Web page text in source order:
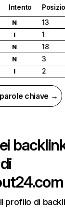
Intento
N
13
I
1
N
18
N
3
I 2
chiave →
di
profilo di